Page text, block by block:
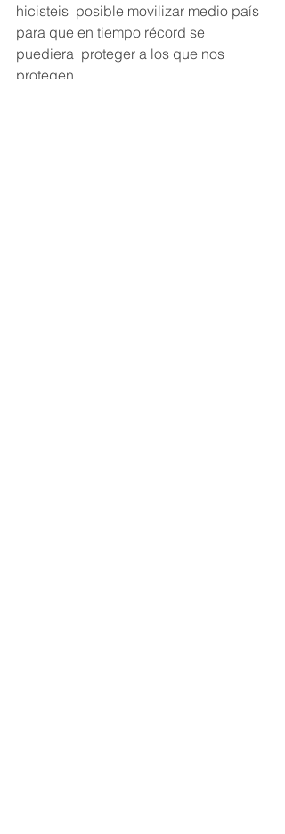
hicisteis  posible movilizar medio país
para que en tiempo récord se
puediera  proteger a los que nos
protegen.